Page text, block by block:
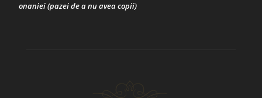
onaniei (pazei de a nu avea copii)